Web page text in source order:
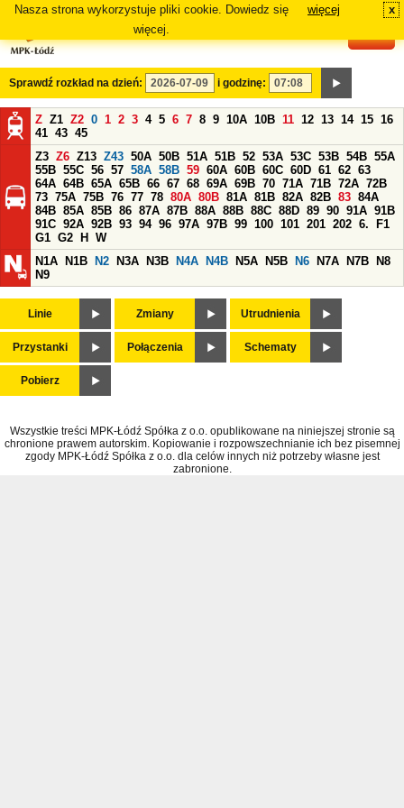
Nasza strona wykorzystuje pliki cookie. Dowiedz się
więcej.
więcej x
Sprawdź rozkład na dzień: i godzinę:
Z Z1 Z2 0 1 2 3 4 5 6 7 8 9 10A 10B 11 12 13 14 15 16
41 43 45
Z3 Z6 Z13 Z43 50A 50B 51A 51B 52 53A 53C 53B 54B 55A
55B 55C 56 57 58A 58B 59 60A 60B 60C 60D 61 62 63
64A 64B 65A 65B 66 67 68 69A 69B 70 71A 71B 72A 72B
73 75A 75B 76 77 78 80A 80B 81A 81B 82A 82B 83 84A
84B 85A 85B 86 87A 87B 88A 88B 88C 88D 89 90 91A 91B
91C 92A 92B 93 94 96 97A 97B 99 100 101 201 202 6.
F1
G1 G2 H
W
N1A
N1B N2 N3A N3B N4A N4B N5A N5B N6 N7A N7B
N8
N9
Linie Zmiany Utrudnienia
Przystanki Połączenia Schematy
Pobierz
Wszystkie treści MPK-Łódź Spółka z o.o. opublikowane na niniejszej stronie są
chronione prawem autorskim. Kopiowanie i rozpowszechnianie ich bez pisemnej
zgody MPK-Łódź Spółka z o.o. dla celów innych niż potrzeby własne jest
zabronione.